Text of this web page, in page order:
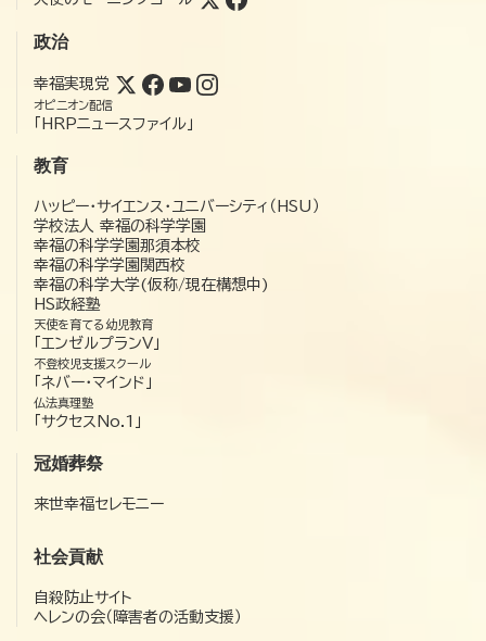
政治
幸福実現党
オピニオン配信
「HRPニュースファイル」
教育
ハッピー・サイエンス・ユニバーシティ（HSU）
学校法人 幸福の科学学園
幸福の科学学園那須本校
幸福の科学学園関西校
幸福の科学大学(仮称/現在構想中)
HS政経塾
天使を育てる幼児教育
「エンゼルプランV」
不登校児支援スクール
「ネバー・マインド」
仏法真理塾
「サクセスNo.1」
冠婚葬祭
来世幸福セレモニー
社会貢献
自殺防止サイト
ヘレンの会（障害者の活動支援）